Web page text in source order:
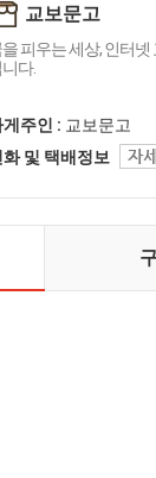
교보문고
피우는 세상, 인터넷
다.
게주인 : 교보문고
화 및 택배정보